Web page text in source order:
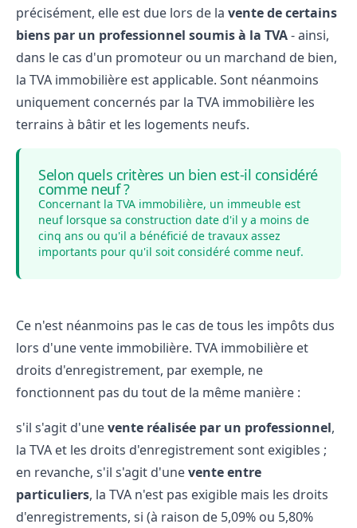
précisément, elle est due lors de la vente de certains
biens par un professionnel soumis à la TVA- ainsi,
dans le cas d'un promoteur ou un marchand de bien,
la TVA immobilière est applicable. Sont néanmoins
uniquement concernés par la TVA immobilière les
terrains à bâtir et les logements neufs.
Selon quels critères un bien est-il considéré
comme neuf ?
Concernant la TVA immobilière, un immeuble est
neuf lorsque sa construction date d'il y a moins de
cinq ans ou qu'il a bénéficié de travaux assez
importants pour qu'il soit considéré comme neuf.
Ce n'est néanmoins pas le cas de tous les impôts dus
lors d'une vente immobilière. TVA immobilière et
droits d'enregistrement, par exemple, ne
fonctionnent pas du tout de la même manière :
s'il s'agit d'unevente réalisée par un professionnel,
la TVA et les droits d'enregistrement sont exigibles ;
en revanche, s'il s'agit d'unevente entre
particuliers, la TVA n'est pas exigible mais les droits
d'enregistrements, si (à raison de 5,09% ou 5,80%